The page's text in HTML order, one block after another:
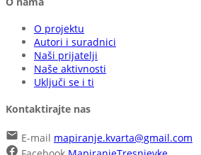
O projektu
Autori i suradnici
Naši prijatelji
Naše aktivnosti
Uključi se i ti
Kontaktirajte nas
E-mail mapiranje.kvarta@gmail.com